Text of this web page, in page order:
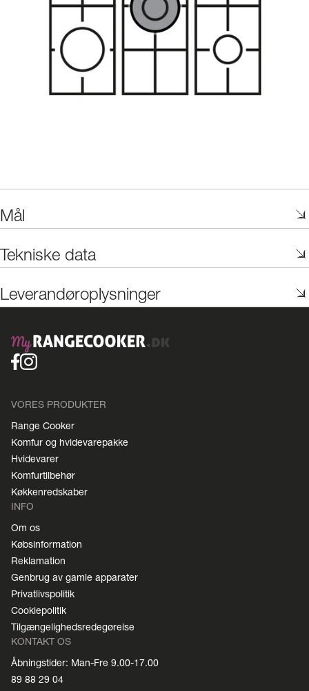
Mål
Tekniske data
Leverandøroplysninger
VORES PRODUKTER
Range Cooker
Komfur og hvidevarepakke
Hvidevarer
Komfurtilbehør
Køkkenredskaber
INFO
Om os
Købsinformation
Reklamation
Genbrug av gamle apparater
Privatlivspolitik
Cookiepolitik
Tilgængelighedsredegørelse
KONTAKT OS
Åbningstider: Man-Fre 9.00-17.00
89 88 29 04